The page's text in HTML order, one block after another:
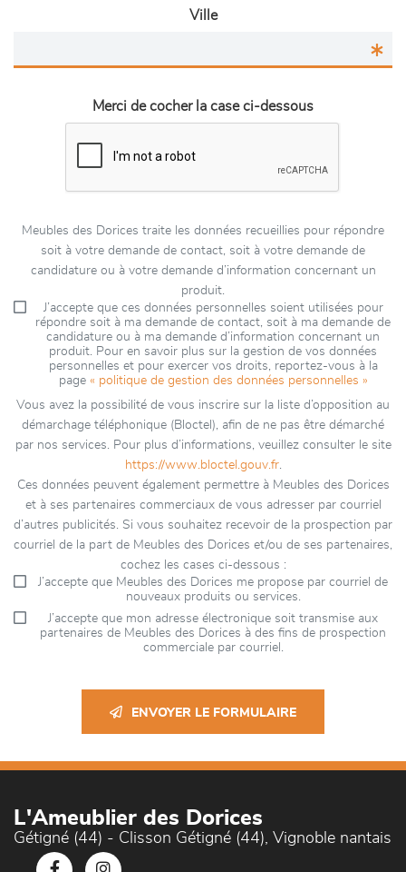
Ville
Merci de cocher la case ci-dessous
Meubles des Dorices traite les données recueillies pour répondre
soit à votre demande de contact, soit à votre demande de
candidature ou à votre demande d’information concernant un
produit.
J’accepte que ces données personnelles soient utilisées pour
répondre soit à ma demande de contact, soit à ma demande de
candidature ou à ma demande d’information concernant un
produit. Pour en savoir plus sur la gestion de vos données
personnelles et pour exercer vos droits, reportez-vous à la
page « politique de gestion des données personnelles »
Vous avez la possibilité de vous inscrire sur la liste d’opposition au
démarchage téléphonique (Bloctel), afin de ne pas être démarché
par nos services. Pour plus d’informations, veuillez consulter le site
https://www.bloctel.gouv.fr.
Ces données peuvent également permettre à Meubles des Dorices
et à ses partenaires commerciaux de vous adresser par courriel
d’autres publicités. Si vous souhaitez recevoir de la prospection par
courriel de la part de Meubles des Dorices et/ou de ses partenaires,
cochez les cases ci-dessous :
J’accepte que Meubles des Dorices me propose par courriel de
nouveaux produits ou services.
J’accepte que mon adresse électronique soit transmise aux
partenaires de Meubles des Dorices à des fins de prospection
commerciale par courriel.
ENVOYER LE FORMULAIRE
L'Ameublier des Dorices
Gétigné (44) - Clisson Gétigné (44), Vignoble nantais